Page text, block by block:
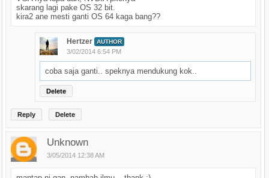
skarang lagi pake OS 32 bit.
kira2 ane mesti ganti OS 64 kaga bang??
Hertzer AUTHOR
3/02/2014 6:54 PM
coba saja ganti.. speknya mendukung kok..
Delete
Reply Delete
Unknown
3/05/2014 12:38 AM